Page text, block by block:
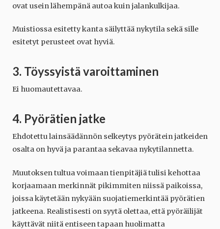
ovat usein lähempänä autoa kuin jalankulkijaa.
Muistiossa esitetty kanta säilyttää nykytila sekä sille
esitetyt perusteet ovat hyviä.
3. Töyssyistä varoittaminen
Ei huomautettavaa.
4. Pyörätien jatke
Ehdotettu lainsäädännön selkeytys pyörätein jatkeiden
osalta on hyvä ja parantaa sekavaa nykytilannetta.
Muutoksen tultua voimaan tienpitäjiä tulisi kehottaa
korjaamaan merkinnät pikimmiten niissä paikoissa,
joissa käytetään nykyään suojatiemerkintää pyörätien
jatkeena. Realistisesti on syytä olettaa, että pyöräilijät
käyttävät niitä entiseen tapaan huolimatta